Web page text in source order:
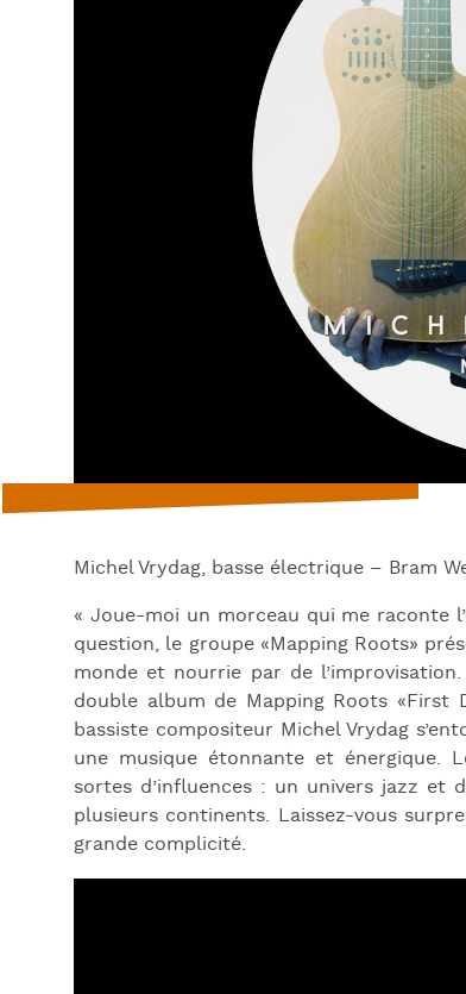
Michel Vrydag, basse électrique – Bram
« Joue-moi un morceau qui me raconte
question, le groupe «Mapping Roots»
monde et nourrie par de
double album de Mapping Roots «First
bassiste compositeur Michel Vrydag
une musique étonnante et énergique.
sortes d’influences : un univers jazz et
plusieurs continents. Laissez-vous
grande complicité.